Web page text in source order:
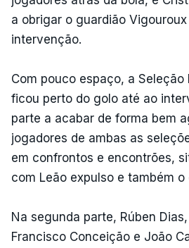
a obrigar o guardião
intervenção.
Com pouco espaço, a Seleção
ficou perto do golo até ao
parte a acabar de forma bem
jogadores de ambas as
em confrontos e encontrões,
com Leão expulso e também o
Na segunda parte, Rúben
Francisco Conceição e João